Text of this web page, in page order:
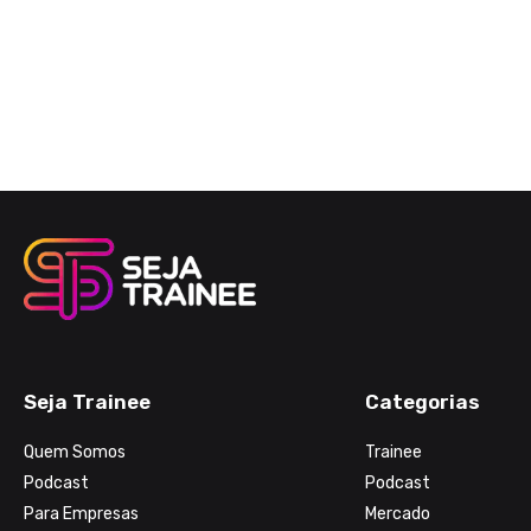
Seja Trainee
Quem Somos
Podcast
Para Empresas
Categorias
Trainee
Podcast
Mercado